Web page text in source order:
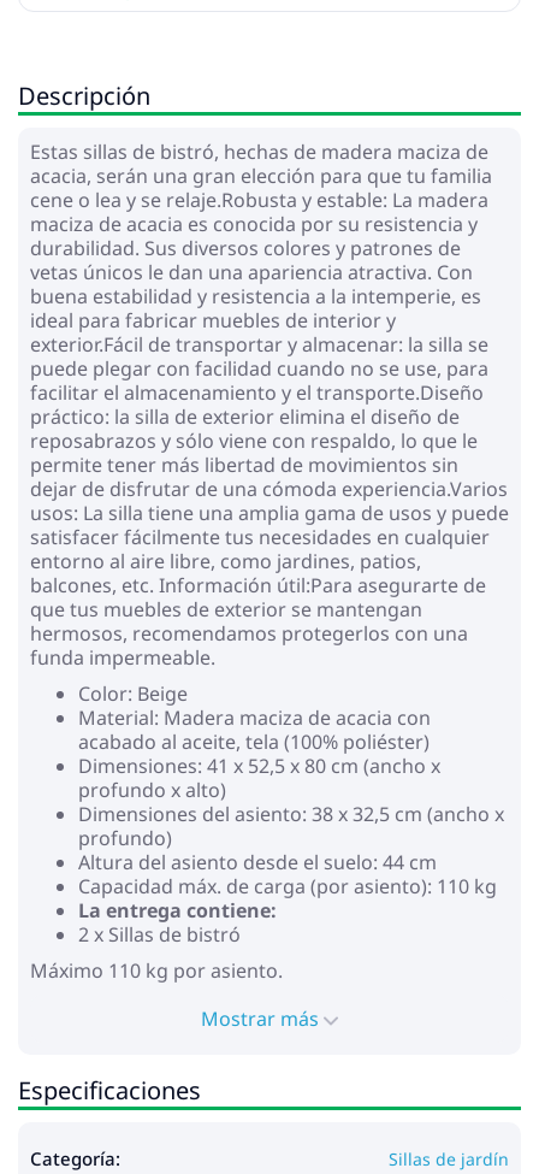
Descripción
Estas sillas de bistró, hechas de madera maciza de
acacia, serán una gran elección para que tu familia
cene o lea y se relaje.Robusta y estable: La madera
maciza de acacia es conocida por su resistencia y
durabilidad. Sus diversos colores y patrones de
vetas únicos le dan una apariencia atractiva. Con
buena estabilidad y resistencia a la intemperie, es
ideal para fabricar muebles de interior y
exterior.Fácil de transportar y almacenar: la silla se
puede plegar con facilidad cuando no se use, para
facilitar el almacenamiento y el transporte.Diseño
práctico: la silla de exterior elimina el diseño de
reposabrazos y sólo viene con respaldo, lo que le
permite tener más libertad de movimientos sin
dejar de disfrutar de una cómoda experiencia.Varios
usos: La silla tiene una amplia gama de usos y puede
satisfacer fácilmente tus necesidades en cualquier
entorno al aire libre, como jardines, patios,
balcones, etc. Información útil:Para asegurarte de
que tus muebles de exterior se mantengan
hermosos, recomendamos protegerlos con una
funda impermeable.
Color: Beige
Material: Madera maciza de acacia con
acabado al aceite, tela (100% poliéster)
Dimensiones: 41 x 52,5 x 80 cm (ancho x
profundo x alto)
Dimensiones del asiento: 38 x 32,5 cm (ancho x
profundo)
Altura del asiento desde el suelo: 44 cm
Capacidad máx. de carga (por asiento): 110 kg
La entrega contiene:
2 x Sillas de bistró
Máximo 110 kg por asiento.
Mostrar más
Especificaciones
Categoría: Sillas de jardín